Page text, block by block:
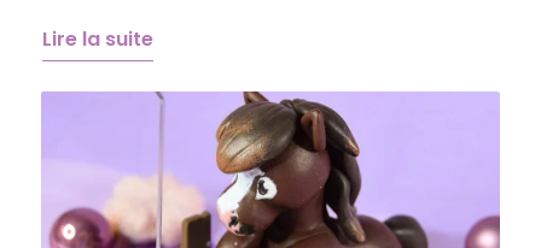
Lire la suite